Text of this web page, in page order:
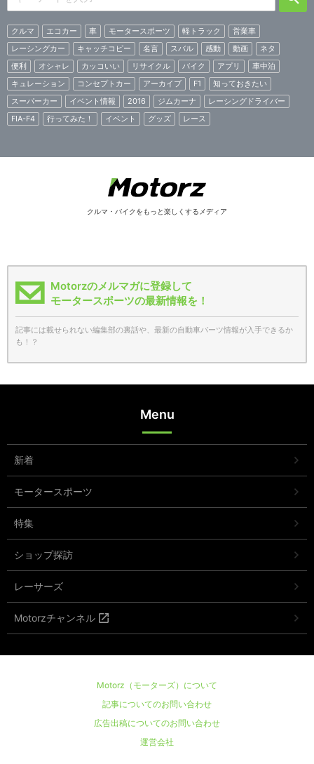
クルマ エコカー 車 モータースポーツ 軽トラック
営業車
レーシングカー
キャッチコピー 名言 スバル 感動 動画
ネタ
便利
オシャレ カッコいい リサイクル バイク アプリ
車中泊
キュレーション
コンセプトカー アーカイブ F1
知っておきたい
スーパーカー
イベント情報 2016 ジムカーナ
レーシングドライバー
FIA-F4
行ってみた！ イベント グッズ レース
クルマ・バイクをもっと楽しくするメディア
Motorzのメルマガに登録して
モータースポーツの最新情報を！
記事には載せられない編集部の裏話や、最新の自動車パーツ情報が入手できるか
も！？
Menu
新着
モータースポーツ
特集
ショップ探訪
レーサーズ
Motorzチャンネル
Motorz（モーターズ）について
記事についてのお問い合わせ
広告出稿についてのお問い合わせ
運営会社